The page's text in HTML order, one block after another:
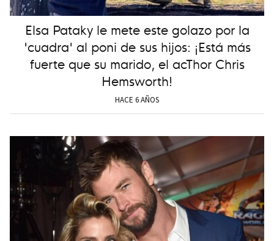
Elsa Pataky le mete este golazo por la
'cuadra' al poni de sus hijos: ¡Está más
fuerte que su marido, el acThor Chris
Hemsworth!
HACE 6 AÑOS